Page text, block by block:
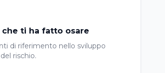
che ti ha fatto osare
di riferimento nello sviluppo
rischio.